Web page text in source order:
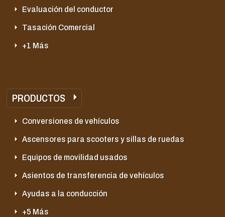
Evaluación del conductor
Tasación Comercial
+1 Más
PRODUCTOS
Conversiones de vehículos
Ascensores para scooters y sillas de ruedas
Equipos de movilidad usados
Asientos de transferencia de vehículos
Ayudas a la conducción
+5 Más